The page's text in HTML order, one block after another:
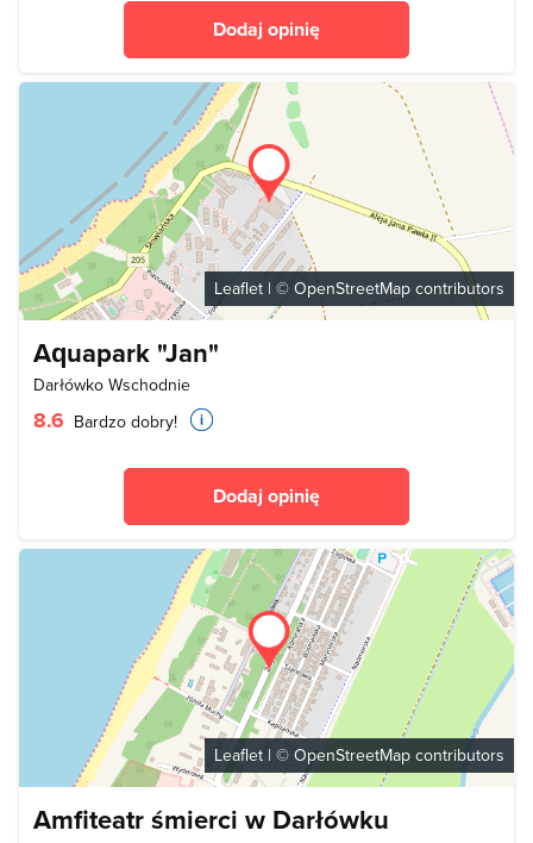
Dodaj opinię
Leaflet | ©OpenStreetMap contributors
Aquapark "Jan"
Darłówko Wschodnie
8.6 Bardzo dobry!
Dodaj opinię
Leaflet | © OpenStreetMap contributors
Amfiteatr śmierci w Darłówku